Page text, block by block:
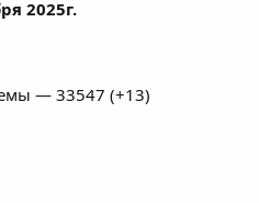
2025г.
— 33547 (+13)